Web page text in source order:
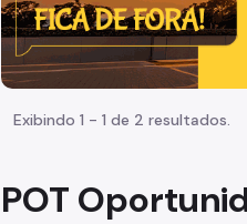
Exibindo 1 - 1 de 2 resultados.
POT